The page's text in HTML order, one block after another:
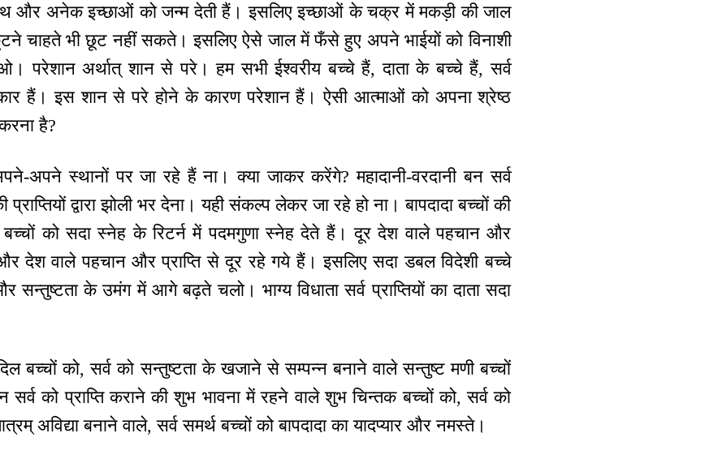
और अनेक इच्छाओं को जन्म देती हैं। इसलिए इच्छाओं के चक्र में मकड़ी की जाल
चाहते भी छूट नहीं सकते। इसलिए ऐसे जाल में फँसे हुए अपने भाईयों को विनाशी
परेशान अर्थात् शान से परे। हम सभी ईश्वरीय बच्चे हैं, दाता के बच्चे हैं, सर्व
हैं। इस शान से परे होने के कारण परेशान हैं। ऐसी आत्माओं को अपना श्रेष्ठ
है?
अपने स्थानों पर जा रहे हैं ना। क्या जाकर करेंगे? महादानी-वरदानी बन सर्व
द्वारा झोली भर देना। यही संकल्प लेकर जा रहे हो ना। बापदादा बच्चों की
को सदा स्नेह के रिटर्न में पदमगुणा स्नेह देते हैं। दूर देश वाले पहचान और
देश वाले पहचान और प्राप्ति से दूर रहे गये हैं। इसलिए सदा डबल विदेशी बच्चे
सन्तुष्टता के उमंग में आगे बढ़ते चलो। भाग्य विधाता सर्व प्राप्तियों का दाता सदा
बच्चों को, सर्व को सन्तुष्टता के खजाने से सम्पन्न बनाने वाले सन्तुष्ट मणी बच्चों
सर्व को प्राप्ति कराने की शुभ भावना में रहने वाले शुभ चिन्तक बच्चों को, सर्व को
अविद्या बनाने वाले, सर्व समर्थ बच्चों को बापदादा का यादप्यार और नमस्ते।